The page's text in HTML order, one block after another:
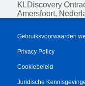
KLDiscovery
Amersfoort,
Gebruiksvoorwaarden
Privacy Policy
Cookiebeleid
Juridische